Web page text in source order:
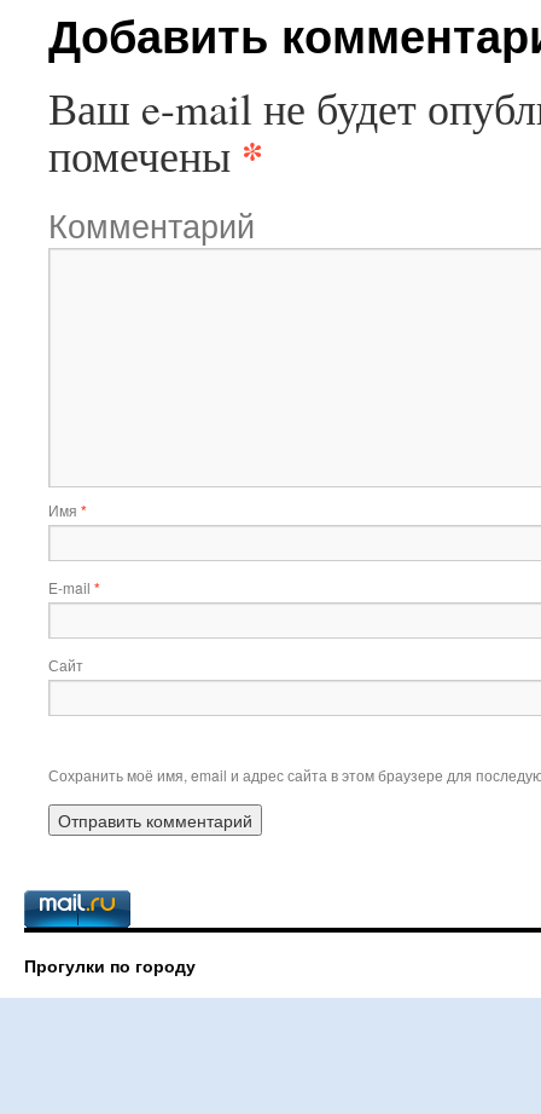
Добавить
Ваш e-mail не будет
помечены *
Комментарий
Имя *
E-mail *
Сайт
Сохранить моё имя, email и адрес сайта в этом браузере для
Прогулки по городу